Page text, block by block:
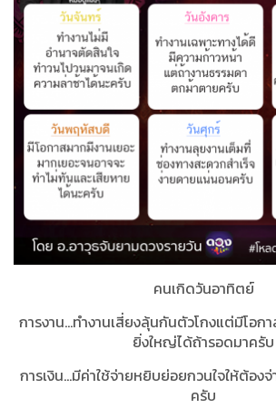
คนเกิดวันอาทิตย์
การงาน...ทำงานเสี่ยงลุ้นกันตัวโกงแต่มีโอก
ยิ่งใหญ่ได้ถ้ารอดมาครับ
การเงิน...มีค่าใช้จ่ายหยิบย่อยกวนใจให้ต้อง
ครับ